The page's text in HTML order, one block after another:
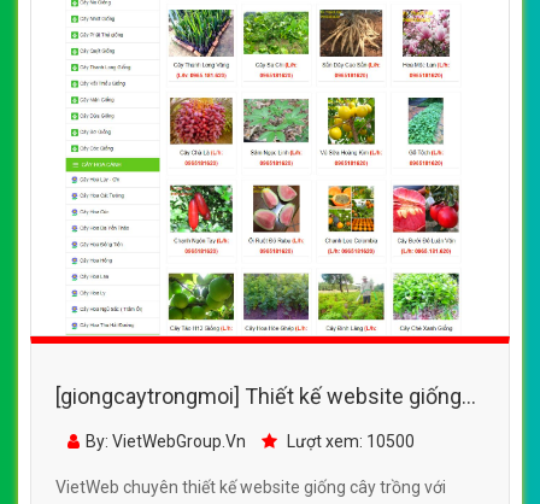
[giongcaytrongmoi] Thiết kế website giống
cây trồng với nhiều loại cây mới năng suất
By: VietWebGroup.Vn Lượt xem: 10500
VietWeb chuyên thiết kế website giống cây trồng với